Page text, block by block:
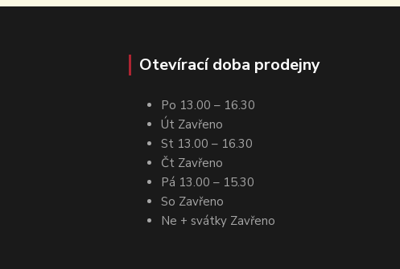
Otevírací doba prodejny
Po 13.00 – 16.30
Út Zavřeno
St 13.00 – 16.30
Čt Zavřeno
Pá 13.00 – 15.30
So Zavřeno
Ne + svátky Zavřeno